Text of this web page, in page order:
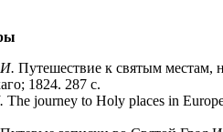
Путешествие к cвятым
1824. 287 с.
The journey to Holy places in